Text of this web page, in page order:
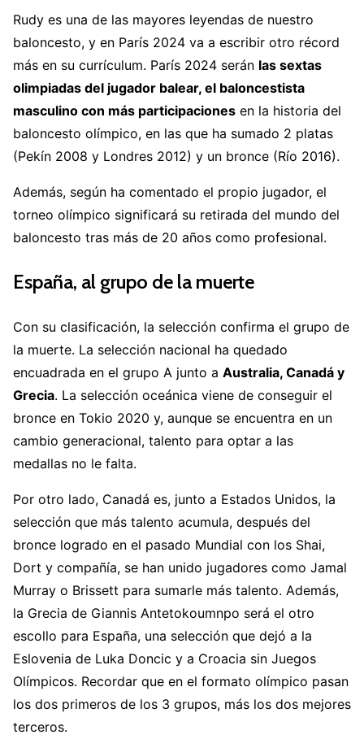
Rudy es una de las mayores leyendas de nuestro
baloncesto, y en París 2024 va a escribir otro récord
más en su currículum. París 2024 serán las sextas
olimpiadas del jugador balear, el baloncestista
masculino con más participaciones en la historia del
baloncesto olímpico, en las que ha sumado 2 platas
(Pekín 2008 y Londres 2012) y un bronce (Río 2016).
Además, según ha comentado el propio jugador, el
torneo olímpico significará su retirada del mundo del
baloncesto tras más de 20 años como profesional.
España, al grupo de la muerte
Con su clasificación, la selección confirma el grupo de
la muerte. La selección nacional ha quedado
encuadrada en el grupo A junto a Australia, Canadá y
Grecia. La selección oceánica viene de conseguir el
bronce en Tokio 2020 y, aunque se encuentra en un
cambio generacional, talento para optar a las
medallas no le falta.
Por otro lado, Canadá es, junto a Estados Unidos, la
selección que más talento acumula, después del
bronce logrado en el pasado Mundial con los Shai,
Dort y compañía, se han unido jugadores como Jamal
Murray o Brissett para sumarle más talento. Además,
la Grecia de Giannis Antetokoumnpo será el otro
escollo para España, una selección que dejó a la
Eslovenia de Luka Doncic y a Croacia sin Juegos
Olímpicos. Recordar que en el formato olímpico pasan
los dos primeros de los 3 grupos, más los dos mejores
terceros.